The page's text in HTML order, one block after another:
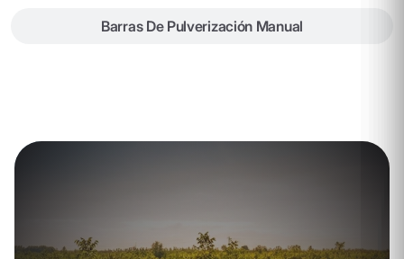
Barras De Pulverización Manual